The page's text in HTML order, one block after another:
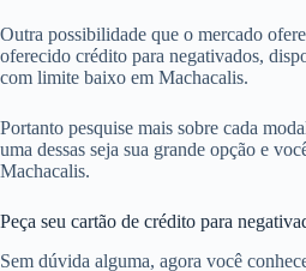
Outra possibilidade que o mercado
oferecido crédito para negativados,
com limite baixo em Machacalis.
Portanto pesquise mais sobre cada
uma dessas seja sua grande opção e
Machacalis.
Peça seu cartão de crédito para
Sem dúvida alguma, agora você